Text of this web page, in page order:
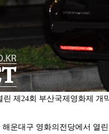
제24회 부산국제영화제 개
운대구 영화의전당에서 열